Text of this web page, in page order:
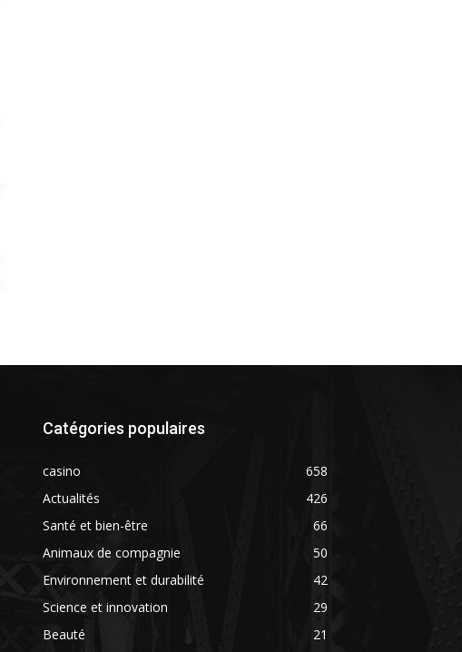
Catégories populaires
casino
658
Actualités
426
Santé et bien-être
66
Animaux de compagnie
50
Environnement et durabilité
42
Science et innovation
29
Beauté
21